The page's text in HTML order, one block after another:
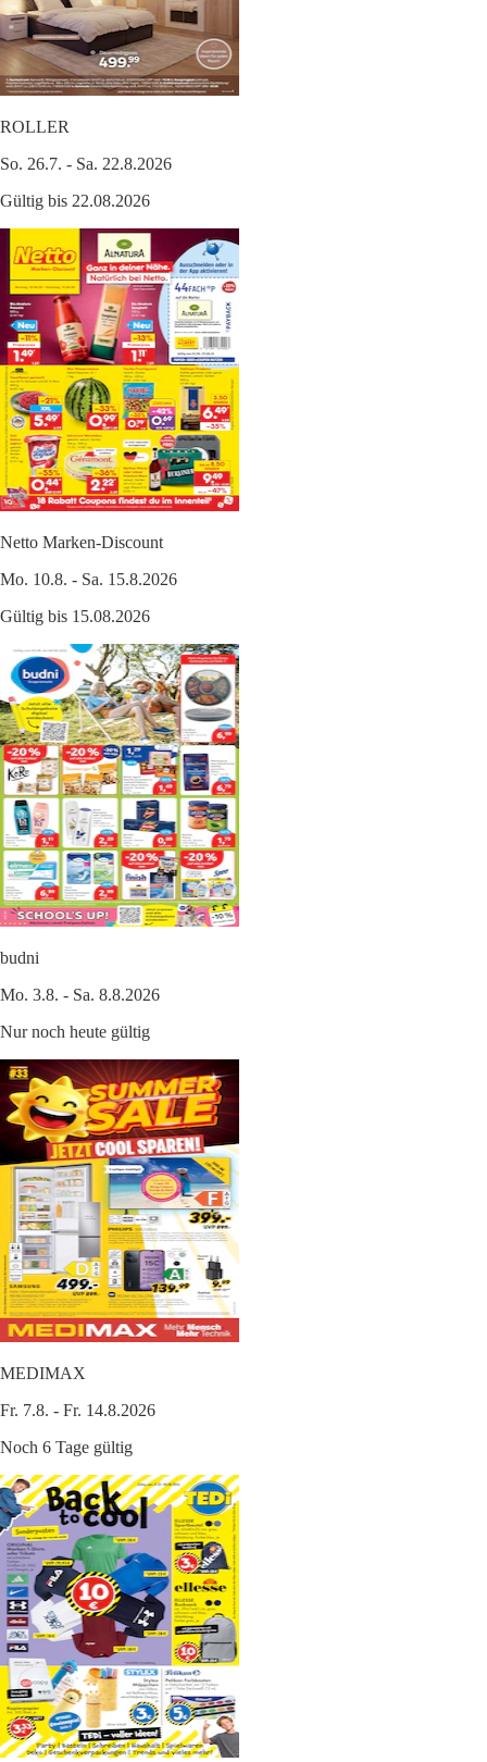
ROLLER
So. 26.7. - Sa. 22.8.2026
Gültig bis 22.08.2026
Netto Marken-Discount
Mo. 10.8. - Sa. 15.8.2026
Gültig bis 15.08.2026
budni
Mo. 3.8. - Sa. 8.8.2026
Nur noch heute gültig
MEDIMAX
Fr. 7.8. - Fr. 14.8.2026
Noch 6 Tage gültig